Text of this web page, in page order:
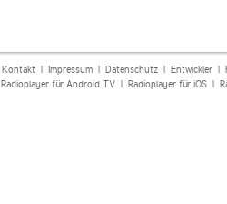
Kontakt| Impressum| Datenschutz| Entwickler|
Radioplayer für Android TV| Radioplayer für iOS|